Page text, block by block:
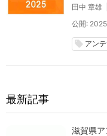
田中 章雄
公開:
local_offer アン
最新記事
滋賀県